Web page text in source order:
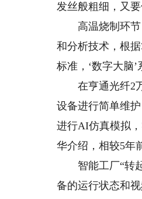
发丝般粗细，又
高温烧制环节
和分析技术，根
标准，‘数字大脑
在亨通光纤2万
设备进行简单维
进行AI仿真模拟
华介绍，相较5年
智能工厂“转起
备的运行状态和